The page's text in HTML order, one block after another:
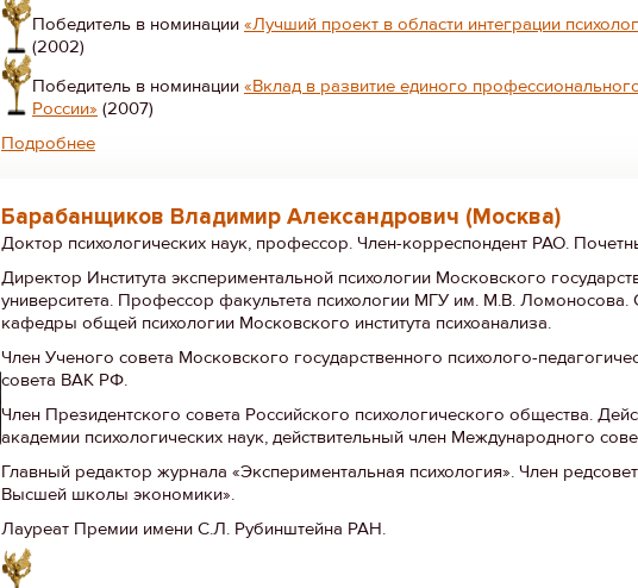
Победитель в номинации «Лучший проект в области интеграции
(2002)
Победитель в номинации «Вклад в развитие единого
России» (2007)
Подробнее
Барабанщиков Владимир Александрович (Москва)
Доктор психологических наук, профессор. Член-корреспондент РАО.
Директор Института экспериментальной психологии Московского
университета. Профессор факультета психологии МГУ им. М.В. Ломоносова.
кафедры общей психологии Московского института психоанализа.
Член Ученого совета Московского государственного психолого-
совета ВАК РФ.
Член Президентского совета Российского психологического общества.
академии психологических наук, действительный член Международного
Главный редактор журнала «Экспериментальная психология». Член
Высшей школы экономики».
Лауреат Премии имени С.Л. Рубинштейна РАН.